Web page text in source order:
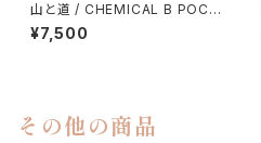
山と道 / CHEMICAL B POCK
ET T-SHIRT（UNISEX）
¥7,500
その他の商品